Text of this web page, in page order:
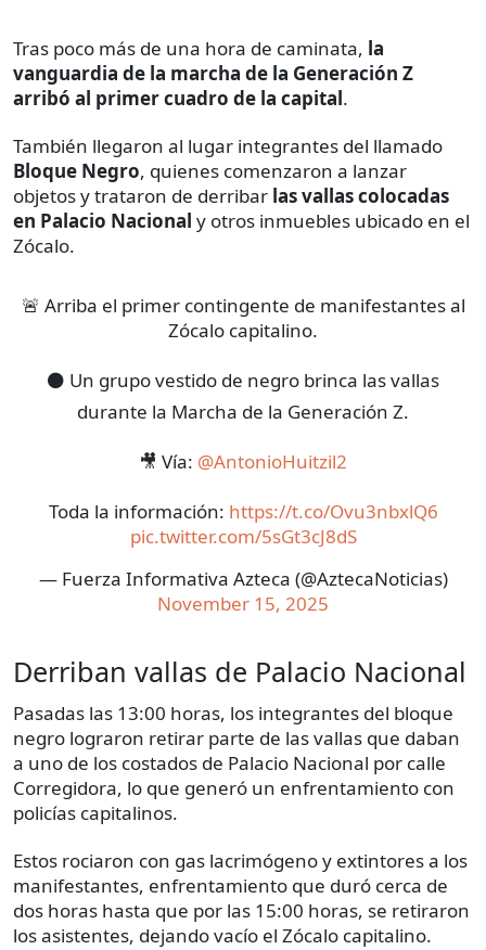
Tras poco más de una hora de caminata, la
vanguardia de la marcha de la Generación Z
arribó al primer cuadro de la capital.
También llegaron al lugar integrantes del llamado
Bloque Negro, quienes comenzaron a lanzar
objetos y trataron de derribar las vallas colocadas
en Palacio Nacional y otros inmuebles ubicado en el
Zócalo.
🚨 Arriba el primer contingente de manifestantes al
Zócalo capitalino.
⚫ Un grupo vestido de negro brinca las vallas
durante la Marcha de la Generación Z.
🎥 Vía: @AntonioHuitzil2
Toda la información: https://t.co/Ovu3nbxlQ6
pic.twitter.com/5sGt3cJ8dS
— Fuerza Informativa Azteca (@AztecaNoticias)
November 15, 2025
Derriban vallas de Palacio Nacional
Pasadas las 13:00 horas, los integrantes del bloque
negro lograron retirar parte de las vallas que daban
a uno de los costados de Palacio Nacional por calle
Corregidora, lo que generó un enfrentamiento con
policías capitalinos.
Estos rociaron con gas lacrimógeno y extintores a los
manifestantes, enfrentamiento que duró cerca de
dos horas hasta que por las 15:00 horas, se retiraron
los asistentes, dejando vacío el Zócalo capitalino.